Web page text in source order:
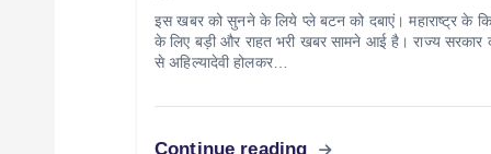
इस खबर को सुनने के लिये प्ले बटन को दबाएं। महाराष्ट्र के
के लिए बड़ी और राहत भरी खबर सामने आई है। राज्य सरकार
से अहिल्यादेवी होलकर…
Continue reading